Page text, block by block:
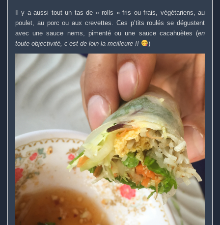
Il y a aussi tout un tas de « rolls » fris ou frais, végétariens, au
poulet, au porc ou aux crevettes. Ces p’tits roulés se dégustent
avec une sauce nems, pimenté ou une sauce cacahuètes (en
toute objectivité, c’est de loin la meilleure !!
)